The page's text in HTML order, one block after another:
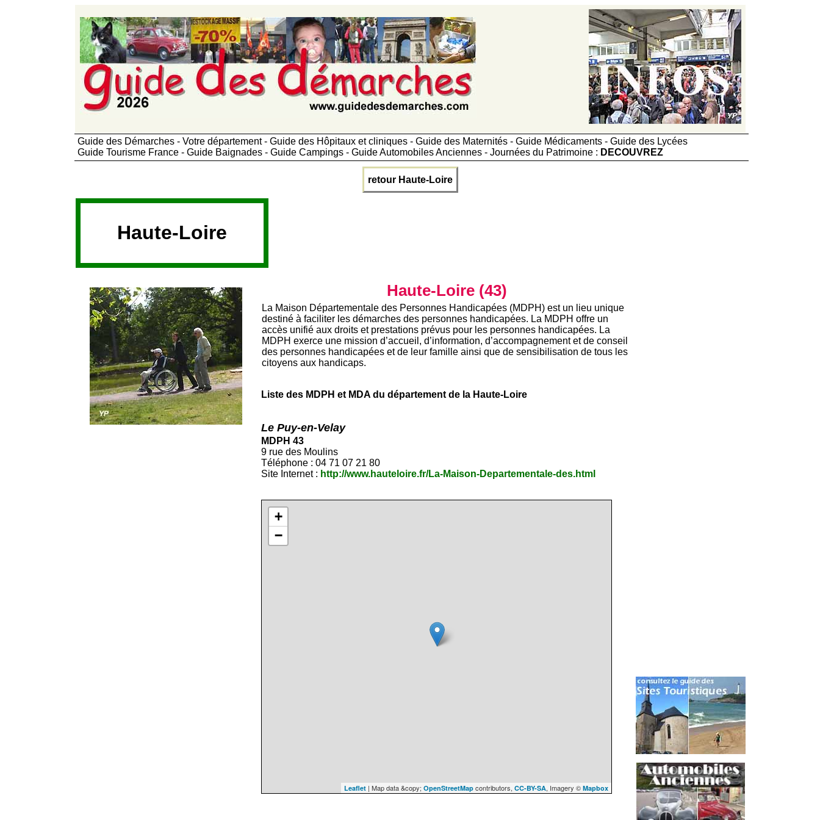
Guide des Démarches - Votre département - Guide des Hôpitaux et cliniques - Guide des Maternités - Guide Médicaments - Guide des Lycées
Guide Tourisme France - Guide Baignades - Guide Campings - Guide Automobiles Anciennes - Journées du Patrimoine : DECOUVREZ
retour Haute-Loire
Haute-Loire
Haute-Loire (43)
La Maison Départementale des Personnes Handicapées (MDPH) est un lieu unique
destiné à faciliter les démarches des personnes handicapées. La MDPH offre un
accès unifié aux droits et prestations prévus pour les personnes handicapées. La
MDPH exerce une mission d’accueil, d’information, d’accompagnement et de conseil
des personnes handicapées et de leur famille ainsi que de sensibilisation de tous les
citoyens aux handicaps.
Liste des MDPH et MDA du département de la Haute-Loire
Le Puy-en-Velay
MDPH 43
9 rue des Moulins
Téléphone : 04 71 07 21 80
Site Internet : http://www.hauteloire.fr/La-Maison-Departementale-des.html
+
−
Leaflet| Map data &copy; OpenStreetMapcontributors, CC-BY-SA, Imagery © Mapbox